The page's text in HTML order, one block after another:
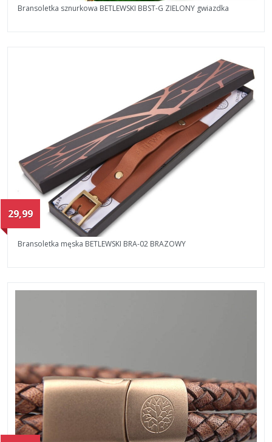
Bransoletka sznurkowa BETLEWSKI BBST-G ZIELONY gwiazdka
29,99
Bransoletka męska BETLEWSKI BRA-02 BRAZOWY